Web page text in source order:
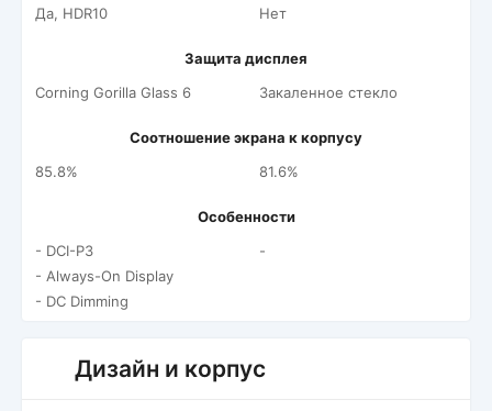
Да, HDR10
Нет
Защита дисплея
Corning Gorilla Glass 6
Закаленное стекло
Соотношение экрана к корпусу
85.8%
81.6%
Особенности
- DCI-P3
- Always-On Display
- DC Dimming
-
Дизайн и корпус